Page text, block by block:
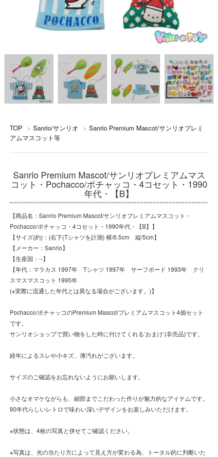
TOP > Sanrio/サンリオ > Sanrio Premium Mascot/サンリオプレミ
アムマスコット等
Sanrio Premium Mascot/サンリオプレミアムマス
コット・Pochacco/ポチャッコ・4コセット・1990
年代・【B】
【商品名：Sanrio Premium Mascot/サンリオプレミアムマスコット・
Pochacco/ポチャッコ・4コセット・1990年代・【B】】
【サイズ(約)：(右下(Tシャツを計測) 横/6.5cm 縦/5cm】
【メーカー：Sanrio】
【生産国：--】
【年代：マラカス 1997年 Tシャツ 1997年 サーフボード 1993年 クリ
スマスマスコット 1995年
(※実際に流通した年代とは異なる場合がございます。)】
Pochacco/ポチャッコのPremium Mascot/プレミアムマスコット4個セット
です。
サンリオショップで買い物をした時に付けてくれる‘おまけ’(非売品)です。
経年によるスレや小キズ、薄汚れがございます。
サイズのご確認をお忘れないようにお願いします。
小さなオマケながらも、細部までこだわった作りが魅力的なアイテムです。
90年代らしいレトロで味わい深いデザインをお楽しみいただけます。
※状態は、4枚の写真と併せてご確認ください。
※写真は、光の当たり方によって見え方が変わる為、トータル的に判断いた